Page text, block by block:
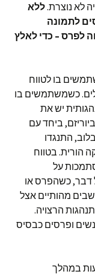
לא נוצרת.ללא
לתמונה
לפרס – כדי לאלץ
בו לטווח
כשמשתמשים בו
יש את
ביחד עם
התנגדו
הורית. בטווח
על
דבר, כשהפרס או
מהותיים אצל
הרצויה.
ופרסים כבסיס
במהלך